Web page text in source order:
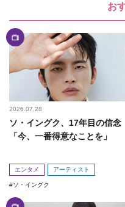
お
2026.07.28
ソ・イングク、17年目の信念
「今、一番得意なことを」
エンタメ アーティスト
ソ・イングク